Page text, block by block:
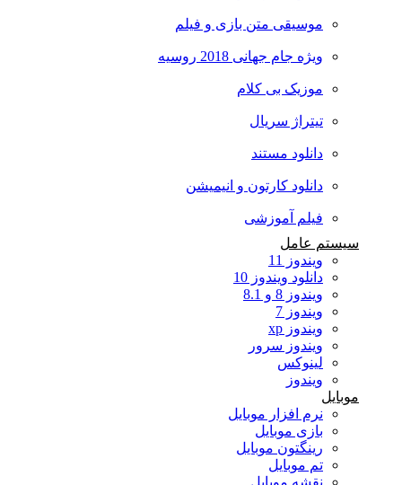
موسیقی متن بازی و فیلم
ویژه جام جهانی 2018 روسیه
موزیک بی کلام
تیتراژ سریال
دانلود مستند
دانلود کارتون و انیمیشن
فیلم آموزشی
سیستم عامل
ویندوز 11
دانلود ویندوز 10
ویندوز 8 و 8.1
ویندوز 7
ویندوز xp
ویندوز سرور
لینوکس
ویندوز
موبایل
نرم افزار موبایل
بازی موبایل
رینگتون موبایل
تم موبایل
نقشه موبایل